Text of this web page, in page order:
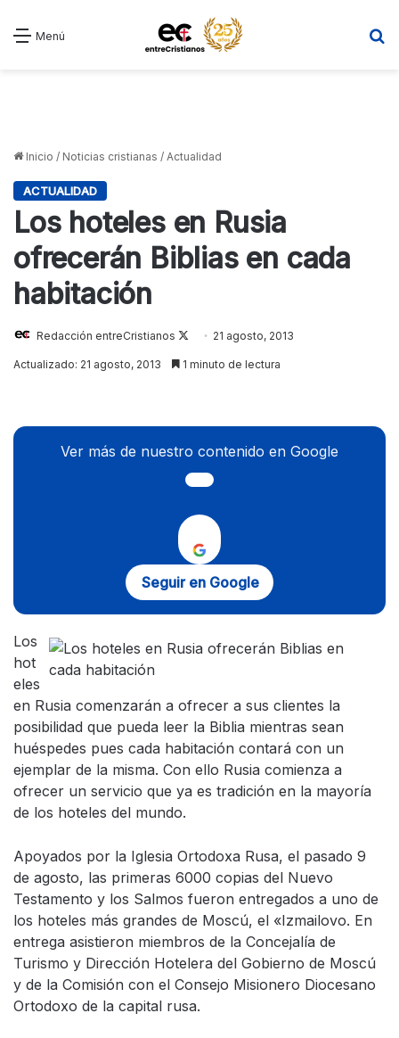
Menú
Inicio / Noticias cristianas / Actualidad
ACTUALIDAD
Los hoteles en Rusia
ofrecerán Biblias en cada
habitación
Redacción entreCristianos
Follow
on
21 agosto, 2013
Actualizado: 21 agosto, 2013 1 minuto de lectura
Ver más de nuestro contenido en Google
Seguir en Google
Los
hot
eles
en Rusia comenzarán a ofrecer a sus clientes la
posibilidad que pueda leer la Biblia mientras sean
huéspedes pues cada habitación contará con un
ejemplar de la misma. Con ello Rusia comienza a
ofrecer un servicio que ya es tradición en la mayoría
de los hoteles del mundo.
Apoyados por la Iglesia Ortodoxa Rusa, el pasado 9
de agosto, las primeras 6000 copias del Nuevo
Testamento y los Salmos fueron entregados a uno de
los hoteles más grandes de Moscú, el «Izmailovo. En
entrega asistieron miembros de la Concejalía de
Turismo y Dirección Hotelera del Gobierno de Moscú
y de la Comisión con el Consejo Misionero Diocesano
Ortodoxo de la capital rusa.